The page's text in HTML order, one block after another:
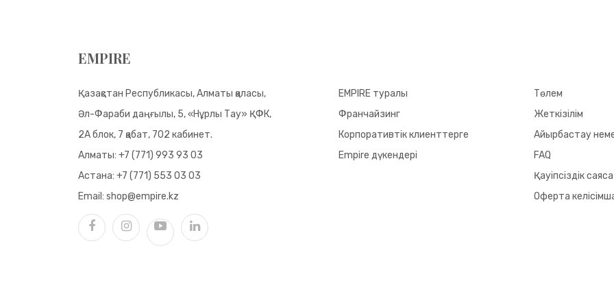
EMPIRE
Қазақстан Республикасы, Алматы қаласы,
Әл-Фараби даңғылы, 5, «Нұрлы Тау» ҚФК,
2А блок, 7 қабат, 702 кабинет.
Алматы: +7 (771) 993 93 03
Астана: +7 (771) 553 03 03
Email: shop@empire.kz
EMPIRE туралы
Франчайзинг
Корпоративтік клиенттерге
Empire дүкендері
Төлем
Жеткізілім
Айырбастау
FAQ
Қауіпсіздік
Оферта